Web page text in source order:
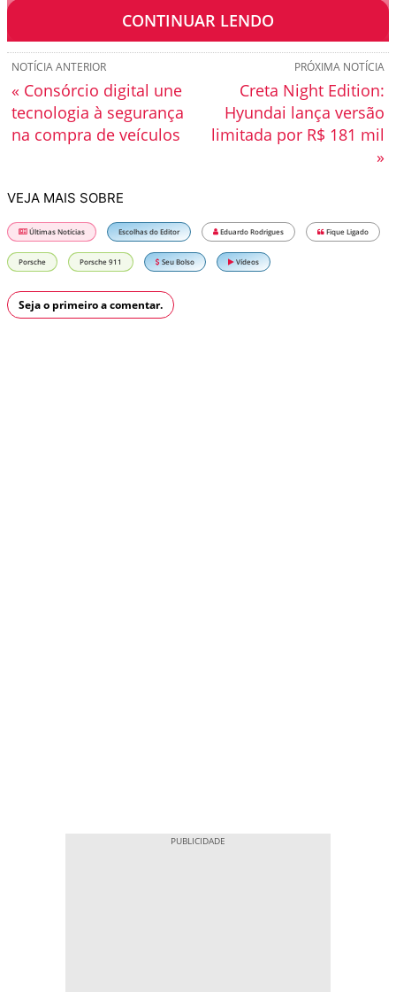
esportivo.
CONTINUAR LENDO
PRÓXIMA NOTÍCIA
Creta Night Edition:
Hyundai lança versão
limitada por R$ 181 mil
»
NOTÍCIA ANTERIOR
« Consórcio digital une
tecnologia à segurança
na compra de veículos
VEJA MAIS SOBRE
Últimas Notícias Escolhas do Editor Eduardo Rodrigues Fique Ligado
Porsche Porsche 911 Seu Bolso Vídeos
Seja o primeiro a comentar.